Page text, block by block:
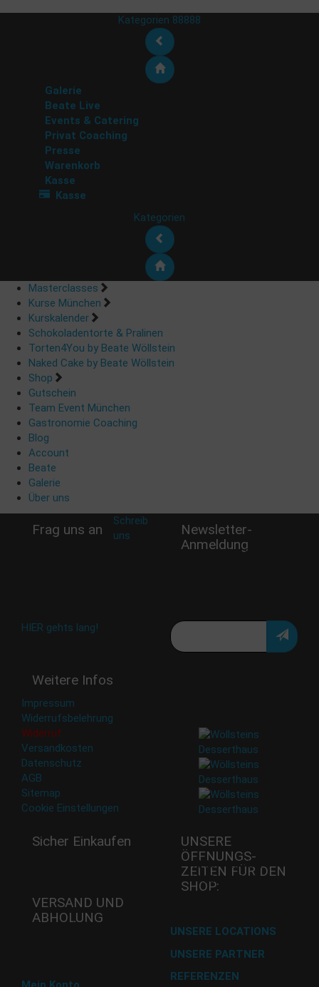
Kategorien 88888
Galerie
Beate Live
Events & Catering
Privat Coaching
Presse
Warenkorb
Kasse
Kasse
Kategorien
Masterclasses
Kurse München
Kurskalender
Schokoladentorte & Pralinen
Torten4You by Beate Wöllstein
Naked Cake by Beate Wöllstein
Shop
Gutschein
Team Event München
Gastronomie Coaching
Blog
Account
Beate
Galerie
Über uns
Frag uns an
Schreib
uns
HIER gehts lang!
Weitere Infos
Impressum
Widerrufsbelehrung
Widerruf
Versandkosten
Datenschutz
AGB
Sitemap
Cookie Einstellungen
Newsletter-
Anmeldung
Verpasse keine Rabatt-
Sicher Einkaufen
VERSAND UND
ABHOLUNG
Versand mit DHL
UNSERE
ÖFFNUNGS­
ZEITEN FÜR DEN
SHOP:
Mi - 11:00-17:00 Uhr
Do -11:00-17:00 Uhr
Fr - 11:00-17:00 Uhr
UNSERE LOCATIONS
UNSERE PARTNER
REFERENZEN